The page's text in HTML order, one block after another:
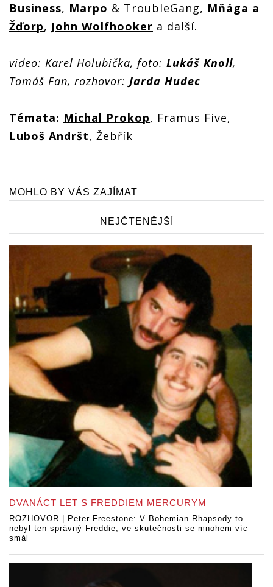
Business, Marpo & TroubleGang, Mňága a
Žďorp, John Wolfhooker a další.
video: Karel Holubička, foto: Lukáš Knoll,
Tomáš Fan, rozhovor: Jarda Hudec
Témata: Michal Prokop, Framus Five,
Luboš Andršt, Žebřík
MOHLO BY VÁS ZAJÍMAT
NEJČTENĚJŠÍ
DVANÁCT LET S FREDDIEM MERCURYM
ROZHOVOR | Peter Freestone: V Bohemian Rhapsody to
nebyl ten správný Freddie, ve skutečnosti se mnohem víc
smál